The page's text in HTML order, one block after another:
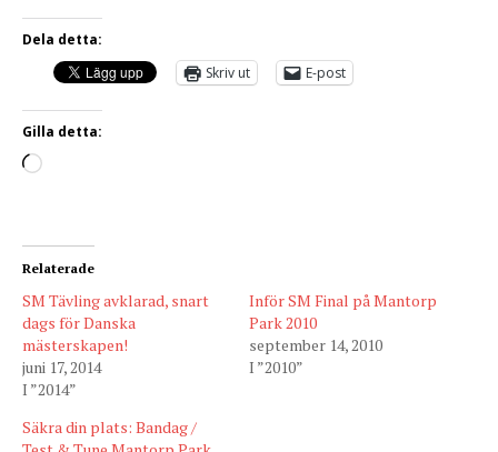
Dela detta:
Skriv ut
E-post
Gilla detta:
Relaterade
SM Tävling avklarad, snart
dags för Danska
mästerskapen!
juni 17, 2014
I ”2014”
Inför SM Final på Mantorp
Park 2010
september 14, 2010
I ”2010”
Säkra din plats: Bandag /